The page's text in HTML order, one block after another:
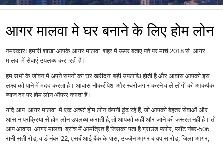
आगर मालवा मे घर बनाने के लिए होम लोन
नमस्कार! हमारी शाखा आपके आगर मालवा शहर में ऊपर बताए पते पर मार्च 2018 से आगर
मालवा में सेवाएं उपलब्ध करा रही हैं।
हम सभी के जीवन में अपने सपनों का घर खरीदना बड़ी उपलब्धि होती है और आवास आपको इस
लक्ष्य को पाने में मदद करता है। आवास नौकरीपेशा और स्वरोजगार करने वाले लोगों को आकर्षक
ब्याज दर पर होम लोन ऑफर करता हैं।
यदि आप आगर मालवा में एक अच्छी होम लोन कंपनी ढूंढ रहे हैं, जो आपको बेहतर सेवाओं और
आसान प्रक्रिया से होम लोन उपलब्ध कराती है, तो आपको कहीं और जाने की ज़रूरत नहीं है। तो
आप आवास आगर मालवा ब्रांच में आमंत्रित हैं जिसका पता है ग्राउंड फ्लोर, प्लॉट नंबर-506,
रानी सती रोड, वार्ड नंबर-22, एसबीआई बैंक के पास, उज्जैन आगर बायपास रोड, जिला-आगर,